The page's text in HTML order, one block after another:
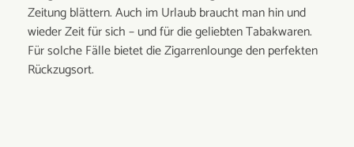
Zeitung blättern. Auch im Urlaub braucht man hin und
wieder Zeit für sich – und für die geliebten Tabakwaren.
Für solche Fälle bietet die Zigarrenlounge den perfekten
Rückzugsort.